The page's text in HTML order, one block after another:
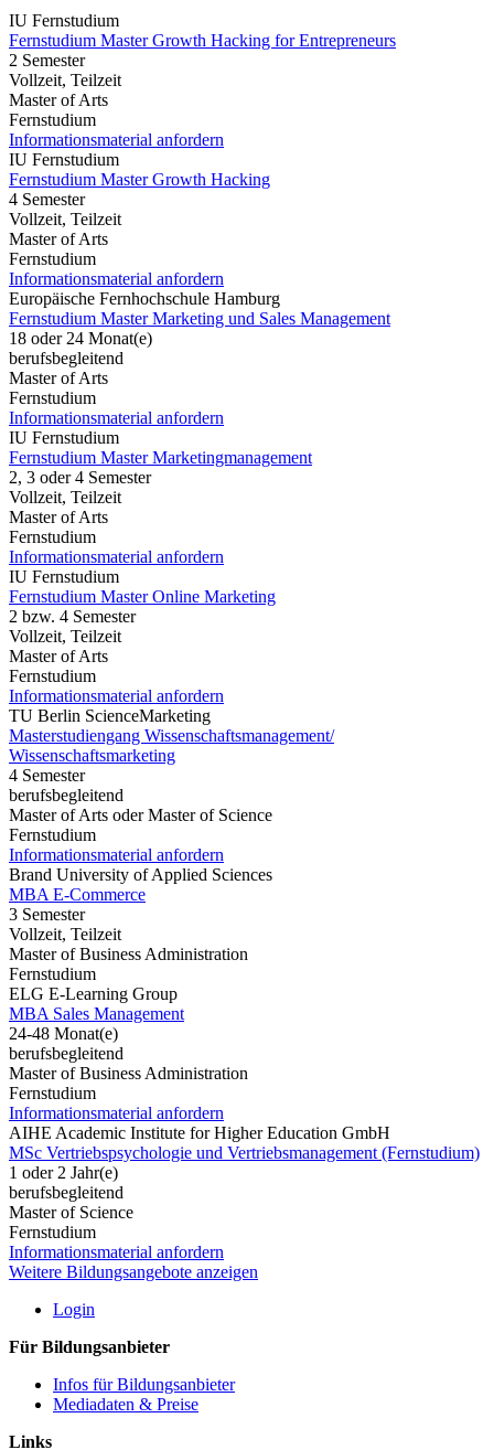
IU Fernstudium
Fernstudium Master Growth Hacking for Entrepreneurs
2 Semester
Vollzeit, Teilzeit
Master of Arts
Fernstudium
Informationsmaterial anfordern
IU Fernstudium
Fernstudium Master Growth Hacking
4 Semester
Vollzeit, Teilzeit
Master of Arts
Fernstudium
Informationsmaterial anfordern
Europäische Fernhochschule Hamburg
Fernstudium Master Marketing und Sales Management
18 oder 24 Monat(e)
berufsbegleitend
Master of Arts
Fernstudium
Informationsmaterial anfordern
IU Fernstudium
Fernstudium Master Marketingmanagement
2, 3 oder 4 Semester
Vollzeit, Teilzeit
Master of Arts
Fernstudium
Informationsmaterial anfordern
IU Fernstudium
Fernstudium Master Online Marketing
2 bzw. 4 Semester
Vollzeit, Teilzeit
Master of Arts
Fernstudium
Informationsmaterial anfordern
TU Berlin ScienceMarketing
Masterstudiengang Wissenschaftsmanagement/
Wissenschaftsmarketing
4 Semester
berufsbegleitend
Master of Arts oder Master of Science
Fernstudium
Informationsmaterial anfordern
Brand University of Applied Sciences
MBA E-Commerce
3 Semester
Vollzeit, Teilzeit
Master of Business Administration
Fernstudium
ELG E-Learning Group
MBA Sales Management
24-48 Monat(e)
berufsbegleitend
Master of Business Administration
Fernstudium
Informationsmaterial anfordern
AIHE Academic Institute for Higher Education GmbH
MSc Vertriebspsychologie und Vertriebsmanagement (Fernstudium)
1 oder 2 Jahr(e)
berufsbegleitend
Master of Science
Fernstudium
Informationsmaterial anfordern
Weitere Bildungsangebote anzeigen
Login
Für Bildungsanbieter
Infos für Bildungsanbieter
Mediadaten & Preise
Links